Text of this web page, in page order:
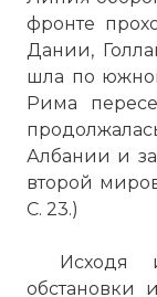
фронте
Дании,
шла по
Рима
Албании и
второй
С. 23.)
Исходя
обстановки